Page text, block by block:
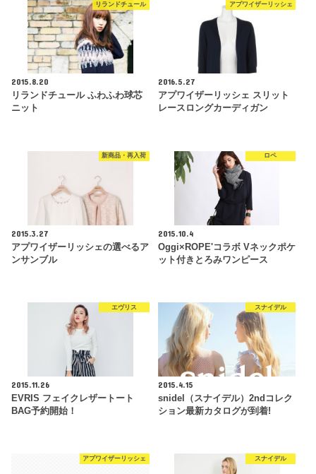
リランドチュール
2015.8.20
リランドチュール ふわふわ球芯
ニット
アプワイザーリッシェ
2016.5.27
アプワイザーリッシェ スリット
レースロングカーディガン
新商品・再入荷
2015.3.27
アプワイザーリッシェの選べるア
ンサンブル
ロペ
2015.10.4
Oggi×ROPE'コラボ Vネックポケ
ット付きとろみワンピース
エヴリス
2015.11.26
EVRIS フェイクレザートート
BAG予約開始！
スナイデル
2015.4.15
snidel（スナイデル）2ndコレク
ション最新カタログが到着!
アプワイザーリッシェ スナイデル